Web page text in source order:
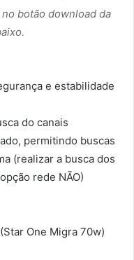
botão download da
e estabilidade
do canais
permitindo buscas
(realizar a busca dos
rede NÃO)
One Migra 70w)